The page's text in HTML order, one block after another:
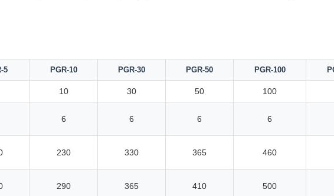
5 PGR-10 PGR-30 PGR-50 PGR-100
10 30 50 100
6 6 6 6
230 330 365 460
290 365 410 500